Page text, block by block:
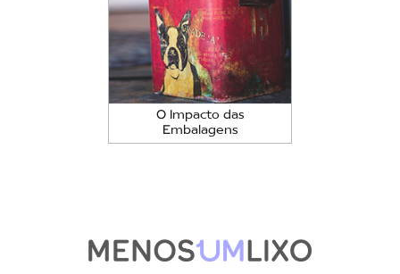
O Impacto das
Embalagens